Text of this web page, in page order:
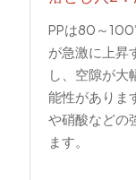
PPは80～
が急激に上昇
し、空隙が大
能性がありま
や硝酸などの
ます。